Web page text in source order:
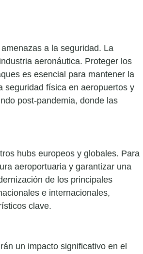
a la seguridad. La
aeronáutica. Proteger los
es esencial para mantener la
seguridad física en aeropuertos y
post-pandemia, donde las
hubs europeos y globales. Para
aeroportuaria y garantizar una
de los principales
e internacionales,
clave.
un impacto significativo en el